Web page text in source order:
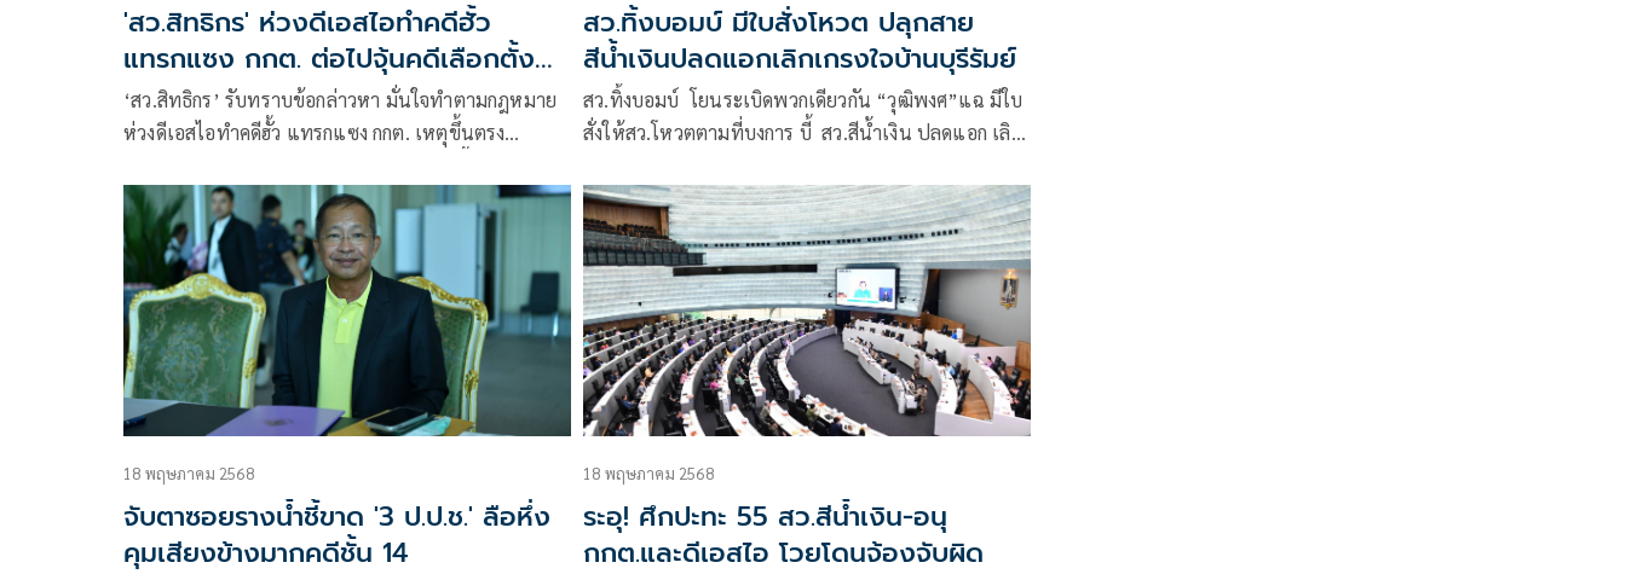
'สว.สิทธิกร' ห่วงดีเอสไอทำคดีฮั้ว
แทรกแซง กกต. ต่อไปจุ้นคดีเลือกตั้ง
สส.
‘สว.สิทธิกร’ รับทราบข้อกล่าวหา มั่นใจทำตามกฎหมาย
ห่วงดีเอสไอทำคดีฮั้ว แทรกแซง กกต. เหตุขึ้นตรง
สว.สำรองด้วย
สว.ทิ้งบอมบ์ มีใบสั่งโหวต ปลุกสาย
สีน้ำเงินปลดแอกเลิกเกรงใจบ้านบุรีรัมย์
สว.ทิ้งบอมบ์ โยนระเบิดพวกเดียวกัน “วุฒิพงศ”แฉ มีใบ
สั่งให้สว.โหวตตามที่บงการ บี้ สว.สีน้ำเงิน ปลดแอก เลิก
18 พฤษภาคม 2568
จับตาซอยรางน้ำชี้ขาด '3 ป.ป.ช.' ลือหึ่ง
คุมเสียงข้างมากคดีชั้น 14
18 พฤษภาคม 2568
ระอุ! ศึกปะทะ 55 สว.สีน้ำเงิน-อนุ
กกต.และดีเอสไอ โวยโดนจ้องจับผิด